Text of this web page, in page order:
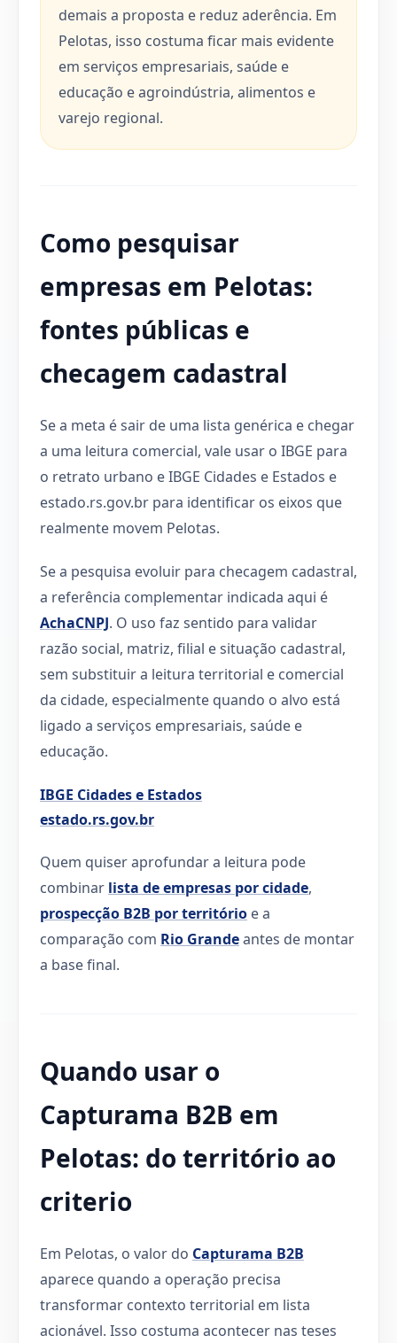
demais a proposta e reduz aderência. Em
Pelotas, isso costuma ficar mais evidente
em serviços empresariais, saúde e
educação e agroindústria, alimentos e
varejo regional.
Como pesquisar
empresas em Pelotas:
fontes públicas e
checagem cadastral
Se a meta é sair de uma lista genérica e chegar
a uma leitura comercial, vale usar o IBGE para
o retrato urbano e IBGE Cidades e Estados e
estado.rs.gov.br para identificar os eixos que
realmente movem Pelotas.
Se a pesquisa evoluir para checagem cadastral,
a referência complementar indicada aqui é
AchaCNPJ. O uso faz sentido para validar
razão social, matriz, filial e situação cadastral,
sem substituir a leitura territorial e comercial
da cidade, especialmente quando o alvo está
ligado a serviços empresariais, saúde e
educação.
IBGE Cidades e Estados
estado.rs.gov.br
Quem quiser aprofundar a leitura pode
combinar lista de empresas por cidade,
prospecção B2B por território e a
comparação com Rio Grandeantes de montar
a base final.
Quando usar o
Capturama B2B em
Pelotas: do território ao
criterio
Em Pelotas, o valor do Capturama B2B
aparece quando a operação precisa
transformar contexto territorial em lista
acionável. Isso costuma acontecer nas teses